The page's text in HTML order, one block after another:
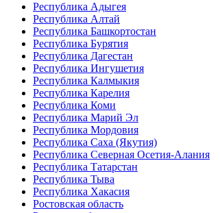
Республика Адыгея
Республика Алтай
Республика Башкортостан
Республика Бурятия
Республика Дагестан
Республика Ингушетия
Республика Калмыкия
Республика Карелия
Республика Коми
Республика Марий Эл
Республика Мордовия
Республика Саха (Якутия)
Республика Северная Осетия-Алания
Республика Татарстан
Республика Тыва
Республика Хакасия
Ростовская область